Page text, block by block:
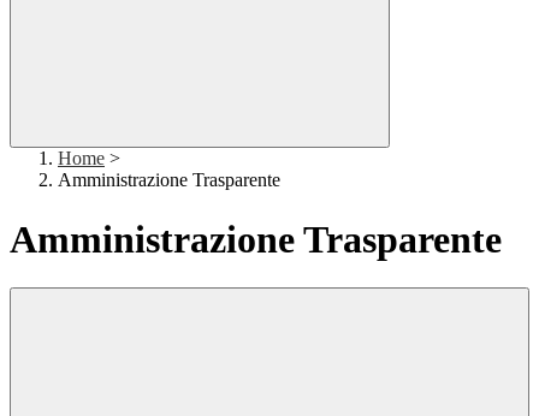
Home >
Amministrazione Trasparente
Amministrazione Trasparente